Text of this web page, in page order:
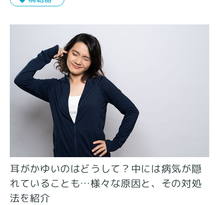
耳がかゆいのはどうして？中には病気が隠
れていることも…様々な原因と、その対処
法を紹介